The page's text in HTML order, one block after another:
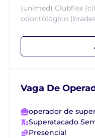
(unimed) Clubflex
odontológico
Vaga De
operador de
Superatacado
Presencial